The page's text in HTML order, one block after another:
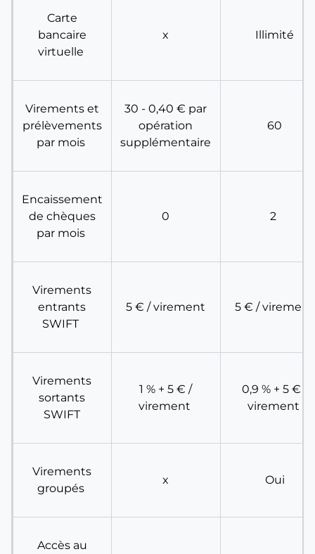
Carte
bancaire
virtuelle
x Illimité
Virements et
prélèvements
par mois
30 - 0,40 € par
opération
supplémentaire
60
Encaissement
de chèques
par mois
0 2
Virements
entrants
SWIFT
5 € / virement 5 € / virement
Virements
sortants
SWIFT
1 % + 5 € /
virement
0,9 % + 5 € /
virement
Virements
groupés
x Oui
Accès au